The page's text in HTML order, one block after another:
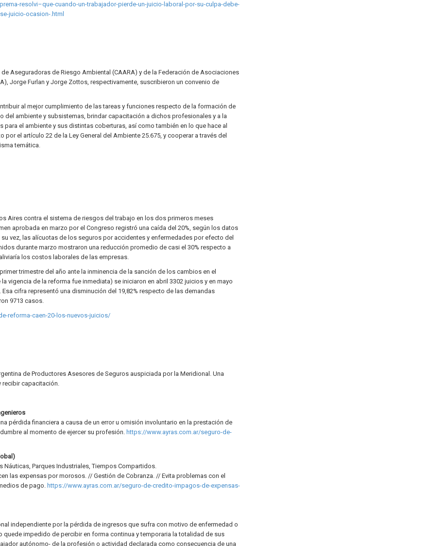
resolvi–que-cuando-un-trabajador-pierde-un-juicio-laboral-por-su-culpa-debe-
juicio-ocasion-.html
Aseguradoras de Riesgo Ambiental (CAARA) y de la Federación de Asociaciones
Jorge Furlan y Jorge Zottos, respectivamente, suscribieron un convenio de
al mejor cumplimiento de las tareas y funciones respecto de la formación de
del ambiente y subsistemas, brindar capacitación a dichos profesionales y a la
el ambiente y sus distintas coberturas, así como también en lo que hace al
el artículo 22 de la Ley General del Ambiente 25.675, y cooperar a través del
temática.
Aires contra el sistema de riesgos del trabajo en los dos primeros meses
aprobada en marzo por el Congreso registró una caída del 20%, según los datos
vez, las alícuotas de los seguros por accidentes y enfermedades por efecto del
durante marzo mostraron una reducción promedio de casi el 30% respecto a
los costos laborales de las empresas.
trimestre del año ante la inminencia de la sanción de los cambios en el
vigencia de la reforma fue inmediata) se iniciaron en abril 3302 juicios y en mayo
cifra representó una disminución del 19,82% respecto de las demandas
9713 casos.
reforma-caen-20-los-nuevos-juicios/
de Productores Asesores de Seguros auspiciada por la Meridional. Una
recibir capacitación.
pérdida financiera a causa de un error u omisión involuntario en la prestación de
al momento de ejercer su profesión. https://www.ayras.com.ar/seguro-de-
Náuticas, Parques Industriales, Tiempos Compartidos.
las expensas por morosos. // Gestión de Cobranza. // Evita problemas con el
de pago. https://www.ayras.com.ar/seguro-de-credito-impagos-de-expensas-
independiente por la pérdida de ingresos que sufra con motivo de enfermedad o
quede impedido de percibir en forma continua y temporaria la totalidad de sus
autónomo- de la profesión o actividad declarada como consecuencia de una